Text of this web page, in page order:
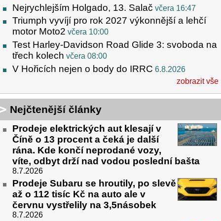
Nejrychlejším Holgado, 13. Salač včera 16:47
Triumph vyvíjí pro rok 2027 výkonnější a lehčí
motor Moto2 včera 10:00
Test Harley-Davidson Road Glide 3: svoboda na
třech kolech včera 08:00
V Hořicích nejen o body do IRRC 6.8.2026
zobrazit vše
Nejčtenější články
Prodeje elektrických aut klesají v
Číně o 13 procent a čeká je další
rána. Kde končí neprodané vozy,
víte, odbyt drží nad vodou poslední bašta
8.7.2026
Prodeje Subaru se hroutily, po slevě
až o 112 tisíc Kč na auto ale v
červnu vystřelily na 3,5násobek
8.7.2026